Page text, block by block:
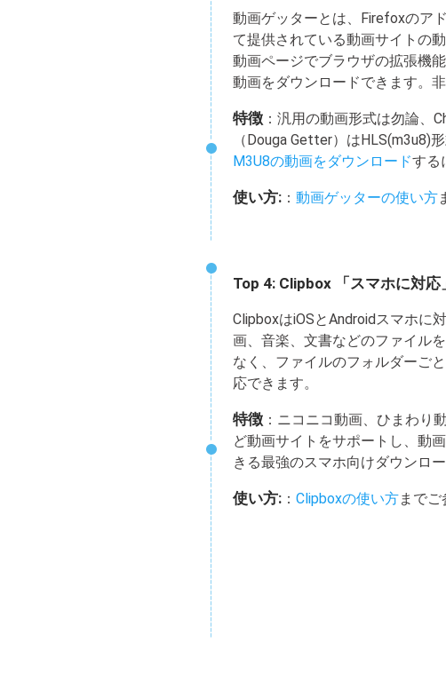
動画ゲッターとは、Firefoxのア
て提供されている動画サイトの
動画ページでブラウザの拡張機
動画をダウンロードできます。
特徴 ：汎用の動画形式は勿論、
（Douga Getter）はHLS(m3u8)
M3U8の動画をダウンロードする
使い方: ： 動画ゲッターの使い方
Top 4: Clipbox 「スマホに対応
ClipboxはiOSとAndroidスマホに
画、音楽、文書などのファイル
なく、ファイルのフォルダーご
応できます。
特徴 ：ニコニコ動画、ひまわり
ど動画サイトをサポートし、動
きる最強のスマホ向けダウンロー
使い方: ： Clipboxの使い方までご